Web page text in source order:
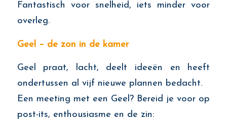
Fantastisch voor snelheid, iets minder voor
overleg.
Geel – de zon in de kamer
Geel praat, lacht, deelt ideeën en heeft
ondertussen al vijf nieuwe plannen bedacht.
Een meeting met een Geel? Bereid je voor op
post-its, enthousiasme en de zin: